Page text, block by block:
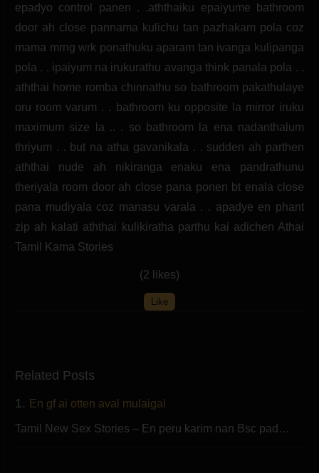
epadyo control panen . .aththaiku epaiyume bathroom
door ah close pannama kulichu tan pazhakam pola coz
mama mrng wrk ponathuku aparam tan ivanga kulipanga
pola . . ipaiyum na irukurathu avanga think panala pola . .
aththai home romba chinnathu so bathroom pakathulaye
oru room varum . . bathroom ku opposite la mirror iruku
maximum size la .. . so bathroom la ena nadanthalum
thriyum . . but na atha gavanikala . . sudden ah parthen
aththai nude ah nikiranga enaku ena pandrathunu
theriyala room door ah close pana ponen bt enala close
pana mudiyala coz manasu varala . . apadye en phant
zip ah kalati aththai kulikiratha parthu kai adichen Athai
Tamil Kama Stories
(2 likes)
Like
Related Posts
1. En gf ai otten aval mulaigal
Tamil New Sex Stories – En peru karim nan Bsc pad…